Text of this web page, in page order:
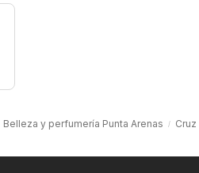
Belleza y perfumería Punta Arenas